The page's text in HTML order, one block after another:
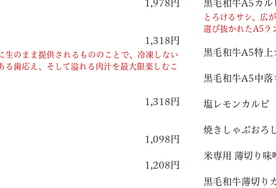
1,978円
1,318円
生のまま提供されるもののことで、冷凍しない
る歯応え、そして溢れる肉汁を最大限楽しむこ
1,318円
1,098円
1,208円
黒毛和牛A5カル
とろけるサシ、広
選び抜かれたA5ラ
黒毛和牛A5特上
黒毛和牛A5中落
塩レモンカルビ
焼きしゃぶおろ
米専用 薄切り味
黒毛和牛薄切り